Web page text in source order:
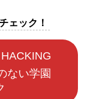
ェック！
ない学園